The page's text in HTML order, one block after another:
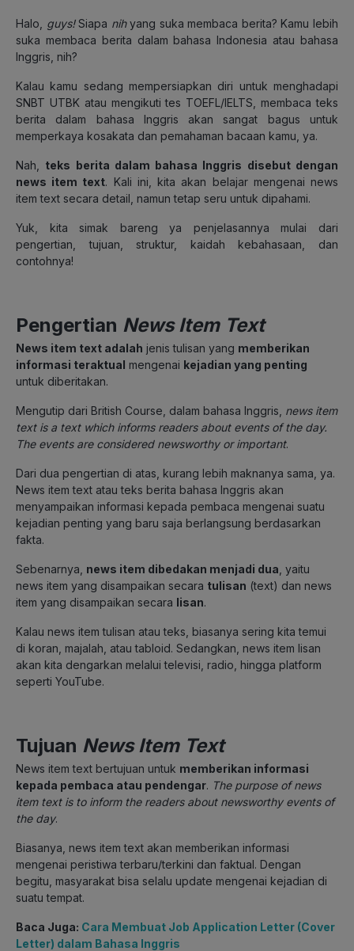
Halo, guys!Siapa nihyang suka membaca berita? Kamu lebih
suka membaca berita dalam bahasa Indonesia atau bahasa
Inggris, nih?
Kalau kamu sedang mempersiapkan diri untuk menghadapi
SNBT UTBK atau mengikuti tes TOEFL/IELTS, membaca teks
berita dalam bahasa Inggris akan sangat bagus untuk
memperkaya kosakata dan pemahaman bacaan kamu, ya.
Nah, teks berita dalam bahasa Inggris disebut dengan
news item text. Kali ini, kita akan belajar mengenai news
item text secara detail, namun tetap seru untuk dipahami.
Yuk, kita simak bareng ya penjelasannya mulai dari
pengertian, tujuan, struktur, kaidah kebahasaan, dan
contohnya!
Pengertian News Item Text
News item text adalah jenis tulisan yang memberikan
informasi teraktual mengenai kejadian yang penting
untuk diberitakan.
Mengutip dari British Course, dalam bahasa Inggris, news item
text is a text which informs readers about events of the day.
The events are considered newsworthy or important.
Dari dua pengertian di atas, kurang lebih maknanya sama, ya.
News item text atau teks berita bahasa Inggris akan
menyampaikan informasi kepada pembaca mengenai suatu
kejadian penting yang baru saja berlangsung berdasarkan
fakta.
Sebenarnya, news item dibedakan menjadi dua , yaitu
news item yang disampaikan secara tulisan (text) dan news
item yang disampaikan secara lisan.
Kalau news item tulisan atau teks, biasanya sering kita temui
di koran, majalah, atau tabloid. Sedangkan, news item lisan
akan kita dengarkan melalui televisi, radio, hingga platform
seperti YouTube.
Tujuan News Item Text
News item text bertujuan untuk memberikan informasi
kepada pembaca atau pendengar. The purpose of news
item text is to inform the readers about newsworthy events of
the day.
Biasanya, news item text akan memberikan informasi
mengenai peristiwa terbaru/terkini dan faktual. Dengan
begitu, masyarakat bisa selalu update mengenai kejadian di
suatu tempat.
Baca Juga: Cara Membuat Job Application Letter (Cover
Letter) dalam Bahasa Inggris